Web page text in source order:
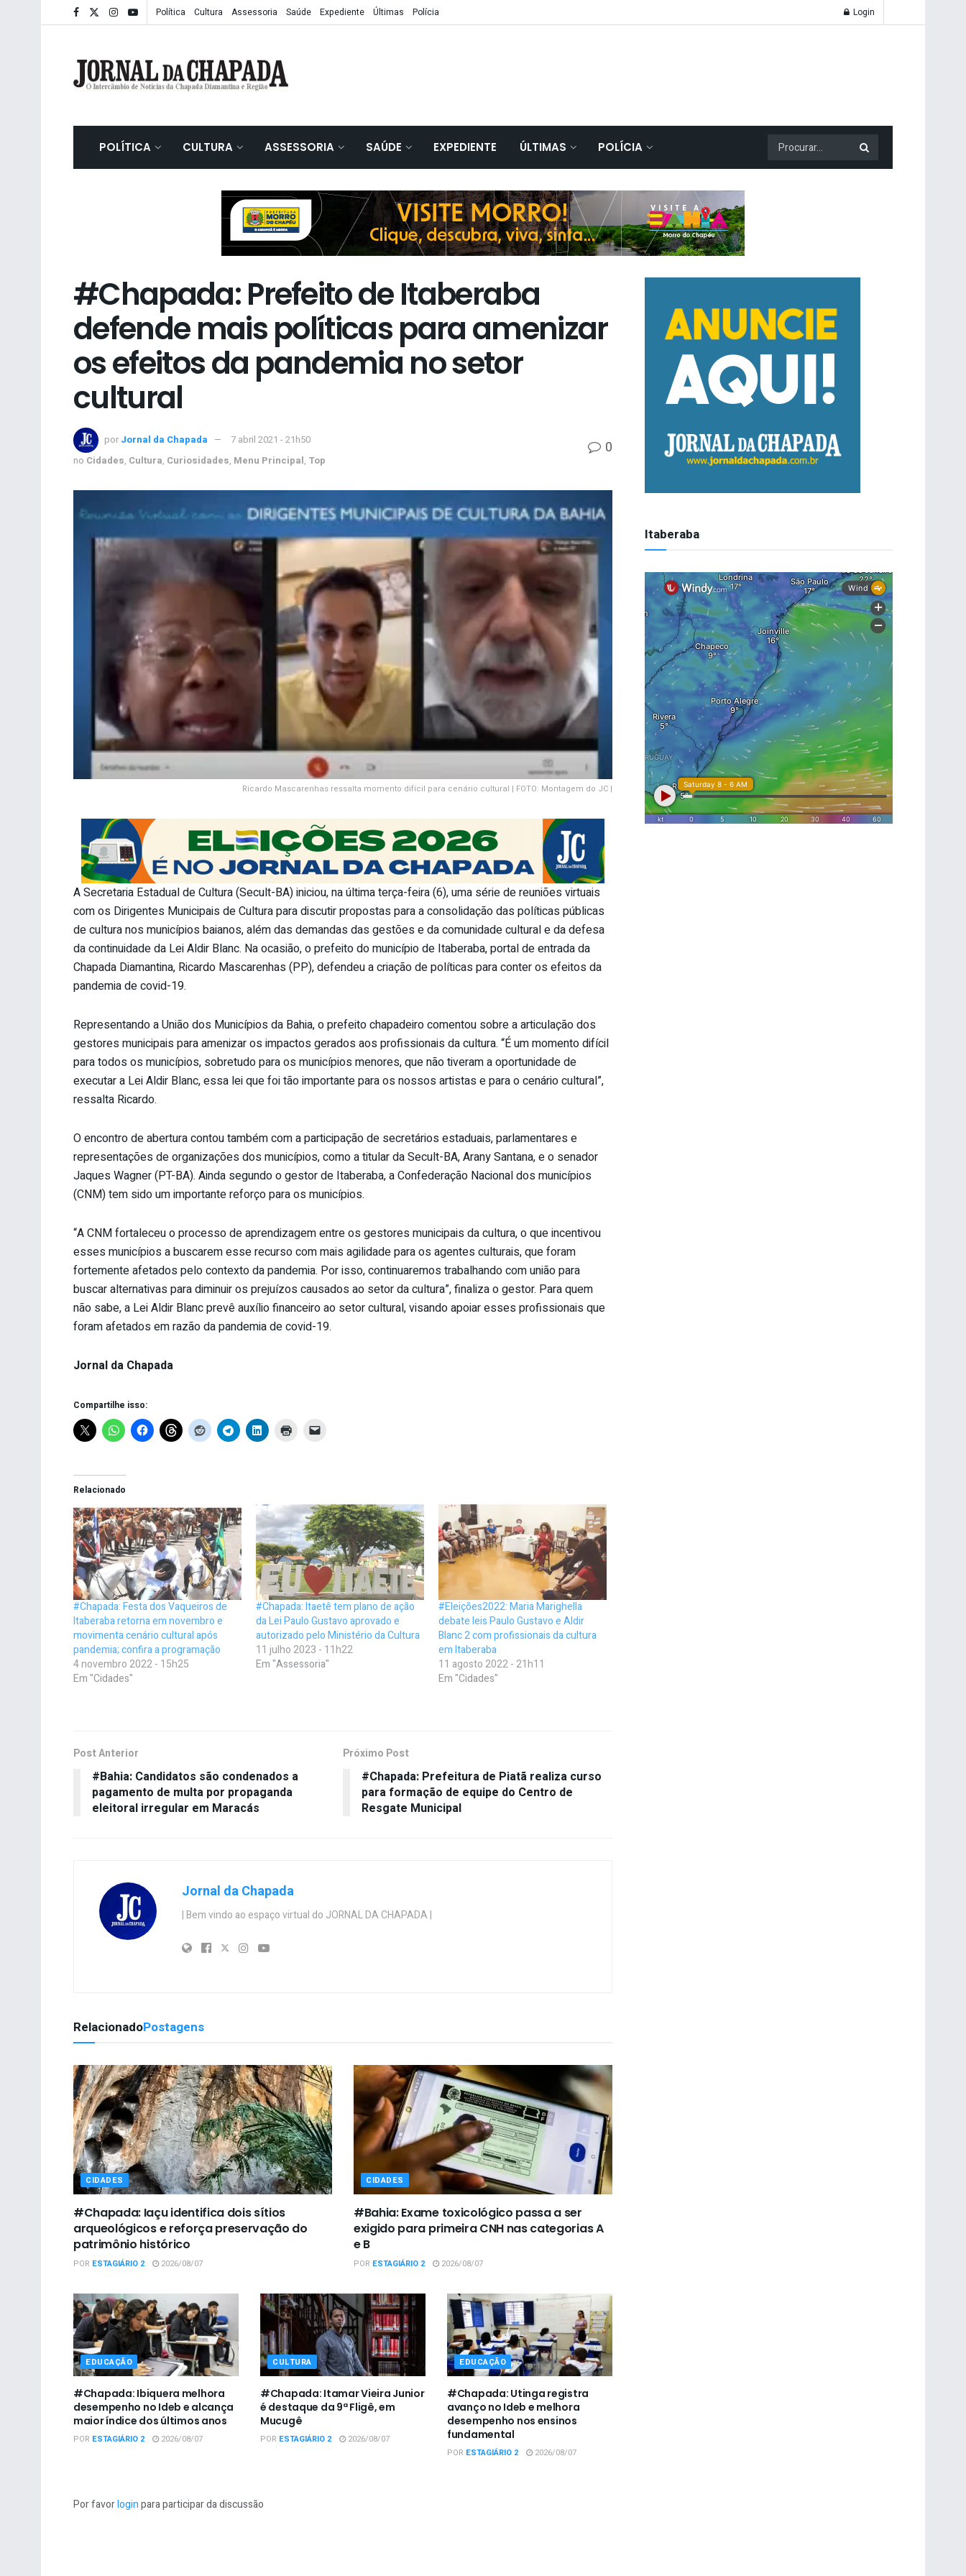
Política Cultura Assessoria Saúde Expediente Últimas Polícia Login
POLÍTICA CULTURA ASSESSORIA SAÚDE EXPEDIENTE ÚLTIMAS POLÍCIA
#Chapada: Prefeito de Itaberaba
defende mais políticas para amenizar
os efeitos da pandemia no setor
cultural
por Jornal da Chapada
7 abril 2021 - 21h50
no Cidades, Cultura, Curiosidades, Menu Principal, Top
0
Ricardo Mascarenhas ressalta momento difícil para cenário cultural | FOTO: Montagem do JC |
A Secretaria Estadual de Cultura (Secult-BA) iniciou, na última terça-feira (6), uma série de reuniões virtuais
com os Dirigentes Municipais de Cultura para discutir propostas para a consolidação das políticas públicas
de cultura nos municípios baianos, além das demandas das gestões e da comunidade cultural e da defesa
da continuidade da Lei Aldir Blanc. Na ocasião, o prefeito do município de Itaberaba, portal de entrada da
Chapada Diamantina, Ricardo Mascarenhas (PP), defendeu a criação de políticas para conter os efeitos da
pandemia de covid-19.
Representando a União dos Municípios da Bahia, o prefeito chapadeiro comentou sobre a articulação dos
gestores municipais para amenizar os impactos gerados aos profissionais da cultura. “É um momento difícil
para todos os municípios, sobretudo para os municípios menores, que não tiveram a oportunidade de
executar a Lei Aldir Blanc, essa lei que foi tão importante para os nossos artistas e para o cenário cultural”,
ressalta Ricardo.
O encontro de abertura contou também com a participação de secretários estaduais, parlamentares e
representações de organizações dos municípios, como a titular da Secult-BA, Arany Santana, e o senador
Jaques Wagner (PT-BA). Ainda segundo o gestor de Itaberaba, a Confederação Nacional dos municípios
(CNM) tem sido um importante reforço para os municípios.
“A CNM fortaleceu o processo de aprendizagem entre os gestores municipais da cultura, o que incentivou
esses municípios a buscarem esse recurso com mais agilidade para os agentes culturais, que foram
fortemente afetados pelo contexto da pandemia. Por isso, continuaremos trabalhando com união para
buscar alternativas para diminuir os prejuízos causados ao setor da cultura”, finaliza o gestor. Para quem
não sabe, a Lei Aldir Blanc prevê auxílio financeiro ao setor cultural, visando apoiar esses profissionais que
foram afetados em razão da pandemia de covid-19.
Jornal da Chapada
Compartilhe isso:
Relacionado
#Chapada: Festa dos Vaqueiros de
Itaberaba retorna em novembro e
movimenta cenário cultural após
pandemia; confira a programação
4 novembro 2022 - 15h25
Em "Cidades"
#Chapada: Itaetê tem plano de ação
da Lei Paulo Gustavo aprovado e
autorizado pelo Ministério da Cultura
11 julho 2023 - 11h22
Em "Assessoria"
#Eleições2022: Maria Marighella
debate leis Paulo Gustavo e Aldir
Blanc 2 com profissionais da cultura
em Itaberaba
11 agosto 2022 - 21h11
Em "Cidades"
Post Anterior
#Bahia: Candidatos são condenados a
pagamento de multa por propaganda
eleitoral irregular em Maracás
Próximo Post
#Chapada: Prefeitura de Piatã realiza curso
para formação de equipe do Centro de
Resgate Municipal
Jornal da Chapada
| Bem vindo ao espaço virtual do JORNAL DA CHAPADA |
RelacionadoPostagens
CIDADES
#Chapada: Iaçu identifica dois sítios
arqueológicos e reforça preservação do
patrimônio histórico
POR ESTAGIÁRIO 2 2026/08/07
CIDADES
#Bahia: Exame toxicológico passa a ser
exigido para primeira CNH nas categorias A
e B
POR ESTAGIÁRIO 2 2026/08/07
EDUCAÇÃO
#Chapada: Ibiquera melhora
desempenho no Ideb e alcança
maior índice dos últimos anos
POR ESTAGIÁRIO 2 2026/08/07
CULTURA
#Chapada: Itamar Vieira Junior
é destaque da 9ª Fligê, em
Mucugê
POR ESTAGIÁRIO 2 2026/08/07
EDUCAÇÃO
#Chapada: Utinga registra
avanço no Ideb e melhora
desempenho nos ensinos
fundamental
POR ESTAGIÁRIO 2 2026/08/07
Por favorloginpara participar da discussão
Itaberaba